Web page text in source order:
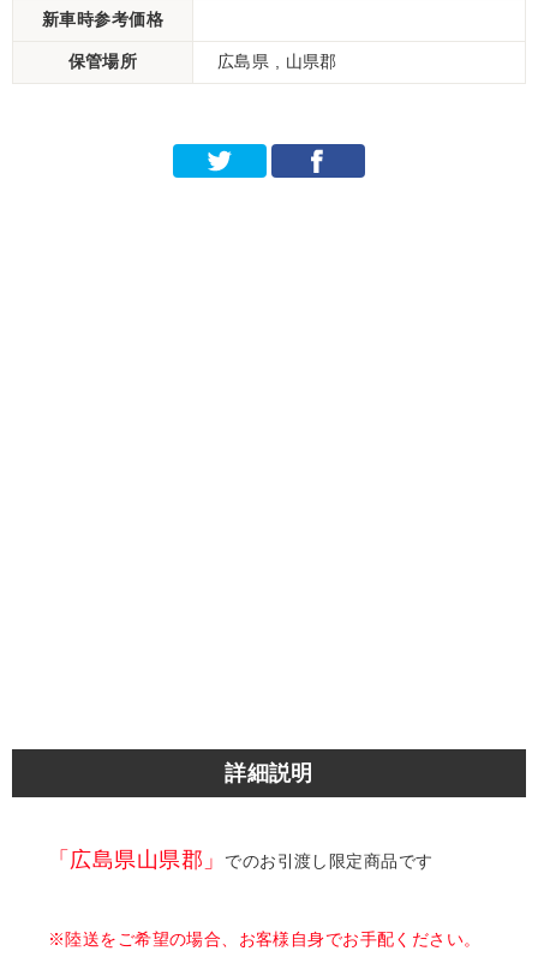
新車時参考価格
保管場所 広島県 , 山県郡
詳細説明
「広島県山県郡」 でのお引渡し限定商品です
※陸送をご希望の場合、お客様自身でお手配ください。